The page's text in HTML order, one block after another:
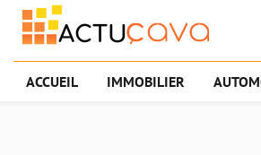
ACCUEIL IMMOBILIER